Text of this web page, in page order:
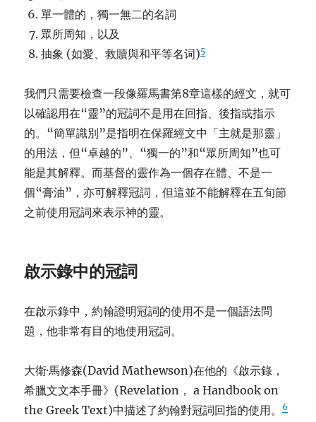
單一體的，獨一無二的名詞
眾所周知，以及
抽象 (如愛、救贖與和平等名词)5
我們只需要檢查一段像羅馬書第8章這樣的經文，就可
以確認用在“靈”的冠詞不是用在回指、後指或指示
的。“簡單識別”是指明在保羅經文中「主就是那靈」
的用法，但“卓越的”、“獨一的”和“眾所周知”也可
能是其解釋。而基督的靈作為一個存在體、不是一
個“膏油”，亦可解釋冠詞，但這並不能解釋在五旬節
之前使用冠詞來表示神的靈。
啟示錄中的冠詞
在啟示錄中，約翰證明冠詞的使用不是一個語法問
題，他非常有目的地使用冠詞。
大衛·馬修森(David Mathewson)在他的《啟示錄，
希臘文文本手冊》(Revelation， a Handbook on
the Greek Text)中描述了約翰對冠詞回指的使用。6